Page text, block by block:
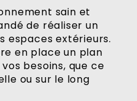
sain et
de réaliser un
espaces extérieurs.
en place un plan
besoins, que ce
ou sur le long